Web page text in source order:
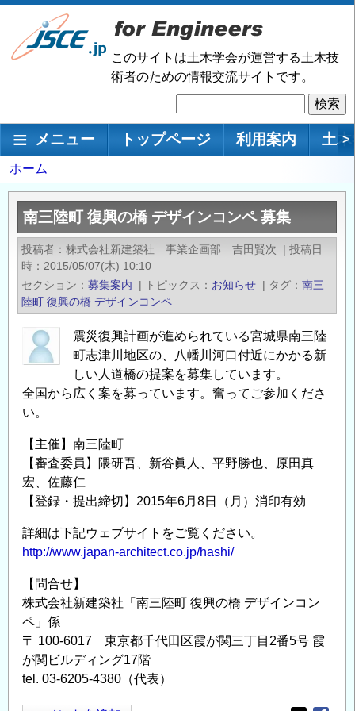
メ
ン
移
このサイトは土木学会が運営する土木技
術者のための情報交流サイトです。
索
メインナビゲーション
メニュー トップページ 利用案内 土 >
パ
ン
く
ず
ホーム
南三陸町 復興の橋 デザインコンペ 募集
投稿者 株式会社新建築社 事業企画部 吉田賢次 | 投稿日
時
2015/05/07(木) 10:10
セクション
募集案内 | トピックス お知らせ | タグ
南三
陸町 復興の橋 デザインコンペ
震災復興計画が進められている宮城県南三陸
町志津川地区の、八幡川河口付近にかかる新
しい人道橋の提案を募集しています。
全国から広く案を募っています。奮ってご参加くださ
い。
【主催】南三陸町
【審査委員】隈研吾、新谷眞人、平野勝也、原田真
宏、佐藤仁
【登録・提出締切】2015年6月8日（月）消印有効
詳細は下記ウェブサイトをご覧ください。
http://www.japan-architect.co.jp/hashi/
【問合せ】
株式会社新建築社「南三陸町 復興の橋 デザインコン
ペ」係
〒 100-6017 東京都千代田区霞が関三丁目2番5号 霞
が関ビルディング17階
tel. 03-6205-4380（代表）